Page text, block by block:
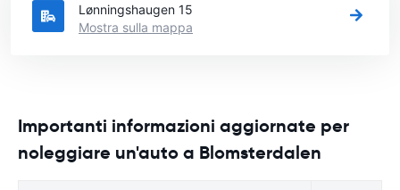
Lønningshaugen 15
Mostra sulla mappa
Importanti informazioni aggiornate per
noleggiare un'auto a Blomsterdalen